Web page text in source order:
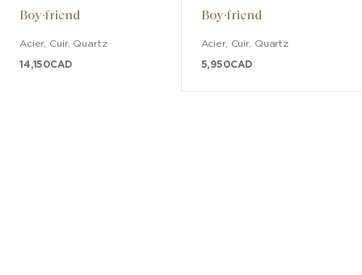
Boy·friend
Acier, Cuir, Quartz
14,150CAD
Boy·friend
Acier, Cuir, Quartz
5,950CAD